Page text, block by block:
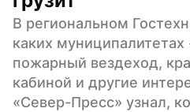
В региональном
каких муниципалитетах
пожарный вездеход,
кабиной и другие
«Север-Пресс» узнал,